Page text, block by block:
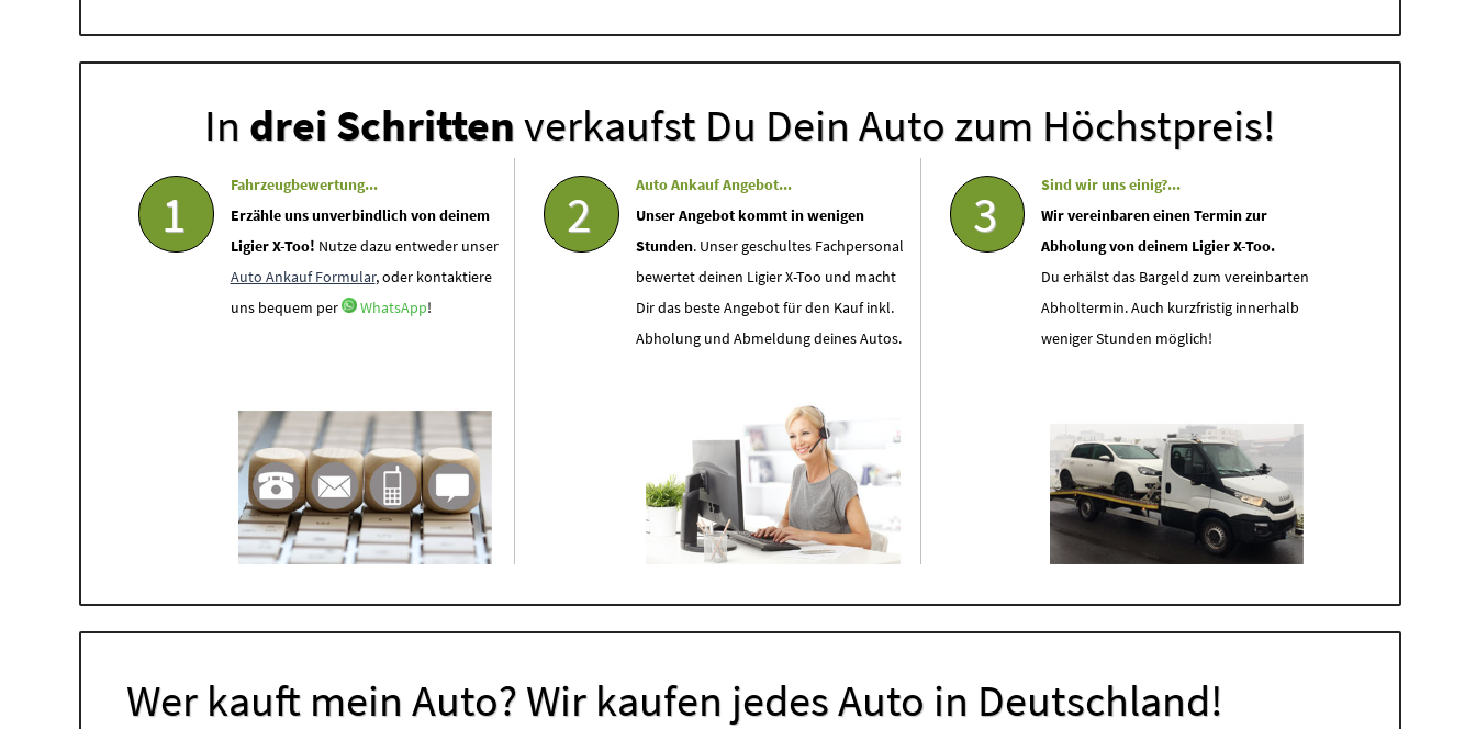
In drei Schrittenverkaufst Du Dein Auto zum Höchstpreis!
1
Fahrzeugbewertung...
Erzähle uns unverbindlich von deinem
Ligier X-Too! Nutze dazu entweder unser
Auto Ankauf Formular, oder kontaktiere
uns bequem per
WhatsApp!
2
Auto Ankauf Angebot...
Unser Angebot kommt in wenigen
Stunden. Unser geschultes Fachpersonal
bewertet deinen Ligier X-Too und macht
Dir das beste Angebot für den Kauf inkl.
Abholung und Abmeldung deines Autos.
3
Sind wir uns einig?...
Wir vereinbaren einen Termin zur
Abholung von deinem Ligier X-Too.
Du erhälst das Bargeld zum vereinbarten
Abholtermin. Auch kurzfristig innerhalb
weniger Stunden möglich!
Wer kauft mein Auto? Wir kaufen jedes Auto in Deutschland!